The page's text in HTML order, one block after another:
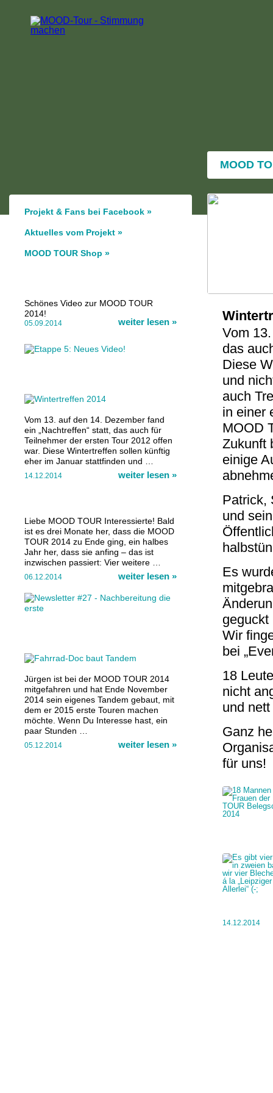
MOOD
Projekt & Fans bei Facebook »
Aktuelles vom Projekt »
MOOD TOUR Shop »
Schönes Video zur MOOD TOUR
2014!
05.09.2014 weiter lesen »
Vom 13. auf den 14. Dezember fand
ein „Nachtreffen“ statt, das auch für
Teilnehmer der ersten Tour 2012 offen
war. Diese Wintertreffen sollen künftig
eher im Januar stattfinden und …
14.12.2014 weiter lesen »
Liebe MOOD TOUR Interessierte! Bald
ist es drei Monate her, dass die MOOD
TOUR 2014 zu Ende ging, ein halbes
Jahr her, dass sie anfing – das ist
inzwischen passiert: Vier weitere …
06.12.2014 weiter lesen »
Jürgen ist bei der MOOD TOUR 2014
mitgefahren und hat Ende November
2014 sein eigenes Tandem gebaut, mit
dem er 2015 erste Touren machen
möchte. Wenn Du Interesse hast, ein
paar Stunden …
05.12.2014 weiter lesen »
Vom
das
Diese
und
auch
in einer
MOOD
Zukunft
einige
Patrick,
und
Es
geguckt
Wir
bei
18
nicht
und
Ganz
für uns!
14.12.2014